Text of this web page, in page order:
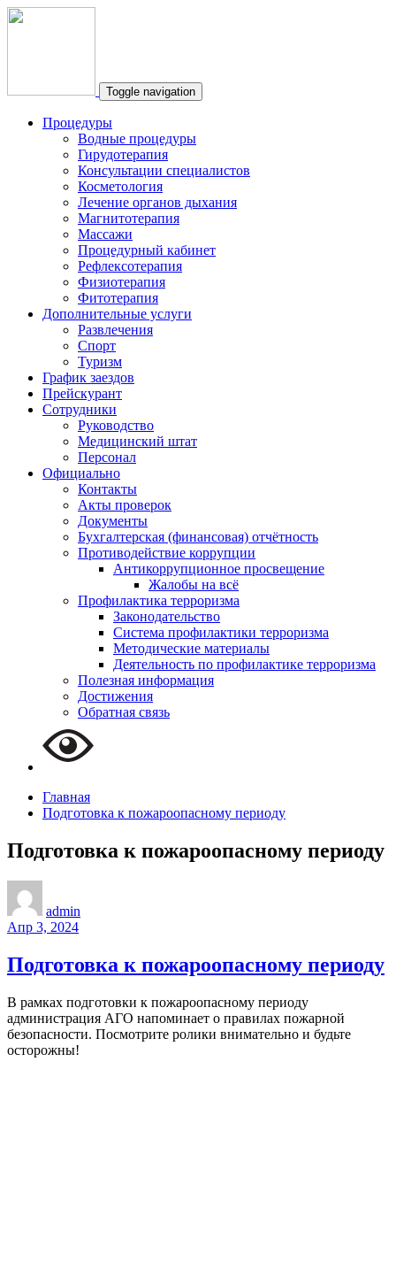
Toggle navigation
Процедуры
Водные процедуры
Гирудотерапия
Консультации специалистов
Косметология
Лечение органов дыхания
Магнитотерапия
Массажи
Процедурный кабинет
Рефлексотерапия
Физиотерапия
Фитотерапия
Дополнительные услуги
Развлечения
Спорт
Туризм
График заездов
Прейскурант
Сотрудники
Руководство
Медицинский штат
Персонал
Официально
Контакты
Акты проверок
Документы
Бухгалтерская (финансовая) отчётность
Противодействие коррупции
Антикоррупционное просвещение
Жалобы на всё
Профилактика терроризма
Законодательство
Система профилактики терроризма
Методические материалы
Деятельность по профилактике терроризма
Полезная информация
Достижения
Обратная связь
Главная
Подготовка к пожароопасному периоду
Подготовка к пожароопасному периоду
admin
Апр 3, 2024
Подготовка к пожароопасному периоду
В рамках подготовки к пожароопасному периоду
администрация АГО напоминает о правилах пожарной
безопасности. Посмотрите ролики внимательно и будьте
осторожны!